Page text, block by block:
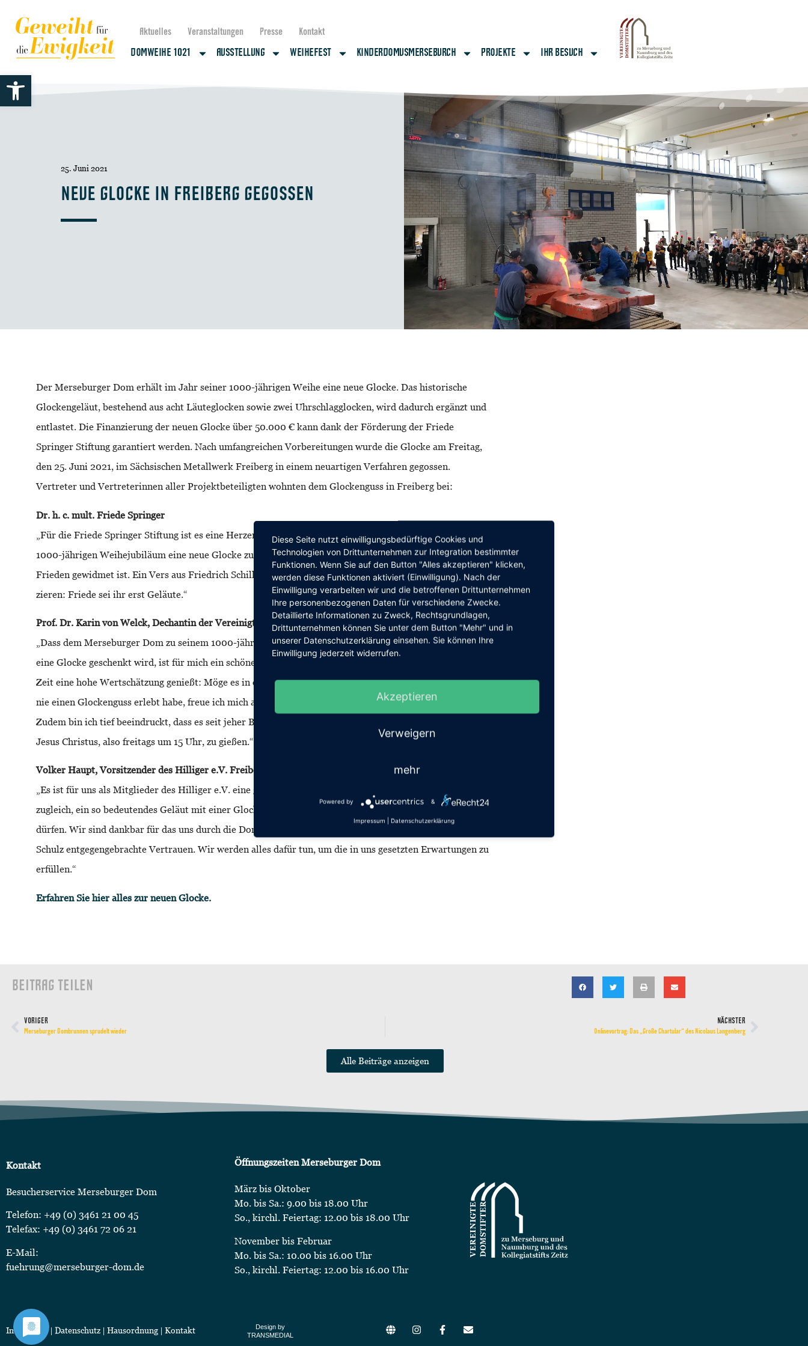
Werkzeugleiste öffnen
Aktuelles Veranstaltungen Presse Kontakt
DOMWEIHE 1021 AUSSTELLUNG WEIHEFEST KINDERDOMUSMERSEBURCH PROJEKTE IHR BESUCH
25. Juni 2021
NEUE GLOCKE IN FREIBERG GEGOSSEN
Der Merseburger Dom erhält im Jahr seiner 1000-jährigen Weihe eine neue Glocke. Das historische
Glockengeläut, bestehend aus acht Läuteglocken sowie zwei Uhrschlagglocken, wird dadurch ergänzt und
entlastet. Die Finanzierung der neuen Glocke über 50.000 € kann dank der Förderung der Friede
Springer Stiftung garantiert werden. Nach umfangreichen Vorbereitungen wurde die Glocke am Freitag,
den 25. Juni 2021, im Sächsischen Metallwerk Freiberg in einem neuartigen Verfahren gegossen.
Vertreter und Vertreterinnen aller Projektbeteiligten wohnten dem Glockenguss in Freiberg bei:
Dr. h. c. mult. Friede Springer
„Für die Friede Springer Stiftung ist es eine Herzensangelegenheit, dem Merseburger Dom zu seinem
1000-jährigen Weihejubiläum eine neue Glocke zu stiften. Besonders freut es uns, dass die Glocke dem
Frieden gewidmet ist. Ein Vers aus Friedrich Schillers
Lied von der Glockewird sie aus diesem Grund
zieren: Friede sei ihr erst Geläute.“
Prof. Dr. Karin von Welck, Dechantin der Vereinigten Domstifter
„Dass dem Merseburger Dom zu seinem 1000-jährigen Weihejubiläum von der Friede Springer Stiftung
eine Glocke geschenkt wird, ist für mich ein schönes Zeichen dafür, dass der Dom auch noch in unserer
Zeit eine hohe Wertschätzung genießt: Möge es in den kommenden Jahrhunderten so bleiben. Da ich noch
nie einen Glockenguss erlebt habe, freue ich mich auf dieses Ereignis und bin gespannt auf das Ergebnis.
Zudem bin ich tief beeindruckt, dass es seit jeher Brauch ist, Kirchenglocken in der Sterbestunde von
Jesus Christus, also freitags um 15 Uhr, zu gießen.“
Volker Haupt, Vorsitzender des Hilliger e.V. Freiberg
„Es ist für uns als Mitglieder des Hilliger e.V. eine große Herausforderung und eine wunderbare Aufgabe
zugleich, ein so bedeutendes Geläut mit einer Glocke nach einer Rippe von Martin Hilliger ergänzen zu
dürfen. Wir sind dankbar für das uns durch die Domstifter und den Glockensachverständigen Christoph
Schulz entgegengebrachte Vertrauen. Wir werden alles dafür tun, um die in uns gesetzten Erwartungen zu
erfüllen.“
Erfahren Sie hier alles zur neuen Glocke.
BEITRAG TEILEN
VORIGER
Merseburger Dombrunnen sprudelt wieder
NÄCHSTER
Onlinevortrag: Das „Große Chartular“ des Nicolaus Langenberg
Alle Beiträge anzeigen
Kontakt
Besucherservice Merseburger Dom
Telefon: +49 (0) 3461 21 00 45
Telefax: +49 (0) 3461 72 06 21
E-Mail:
fuehrung@merseburger-dom.de
Öffnungszeiten Merseburger Dom
März bis Oktober
Mo. bis Sa.: 9.00 bis 18.00 Uhr
So., kirchl. Feiertag: 12.00 bis 18.00 Uhr
November bis Februar
Mo. bis Sa.: 10.00 bis 16.00 Uhr
So., kirchl. Feiertag: 12.00 bis 16.00 Uhr
Impressum | Datenschutz | Hausordnung | Kontakt
Design by
TRANSMEDIAL
Diese Seite nutzt einwilligungsbedürftige Cookies und
Technologien von Drittunternehmen zur Integration bestimmter
Funktionen. Wenn Sie auf den Button "Alles akzeptieren" klicken,
werden diese Funktionen aktiviert (Einwilligung). Nach der
Einwilligung verarbeiten wir und die betroffenen Drittunternehmen
Ihre personenbezogenen Daten für verschiedene Zwecke.
Detaillierte Informationen zu Zweck, Rechtsgrundlagen,
Drittunternehmen können Sie unter dem Button "Mehr" und in
unserer Datenschutzerklärung einsehen. Sie können Ihre
Einwilligung jederzeit widerrufen.
Akzeptieren
Verweigern
mehr
Powered by &
Impressum Datenschutzerklärung